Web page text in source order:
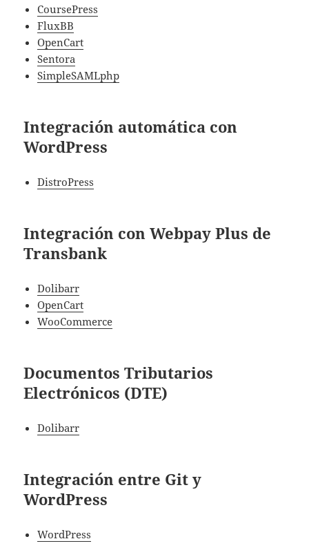
CoursePress
FluxBB
OpenCart
Sentora
SimpleSAMLphp
Integración automática con
WordPress
DistroPress
Integración con Webpay Plus de
Transbank
Dolibarr
OpenCart
WooCommerce
Documentos Tributarios
Electrónicos (DTE)
Dolibarr
Integración entre Git y
WordPress
WordPress